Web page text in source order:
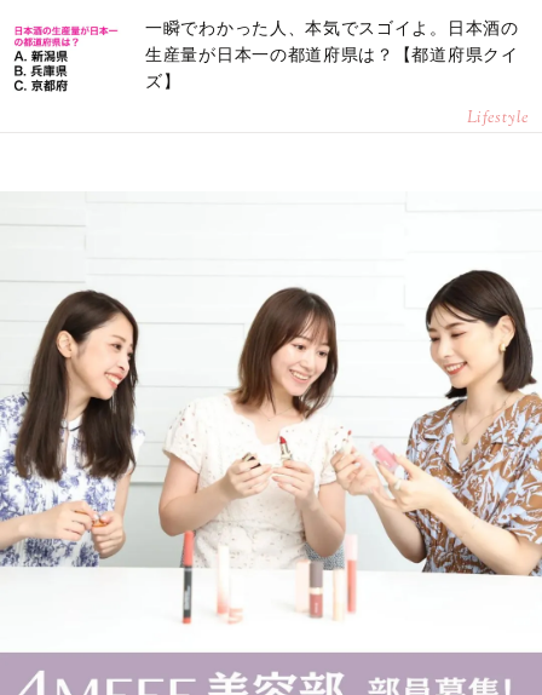
一瞬でわかった人、本気でスゴイよ。日本酒の
生産量が日本一の都道府県は？【都道府県クイ
ズ】
Lifestyle